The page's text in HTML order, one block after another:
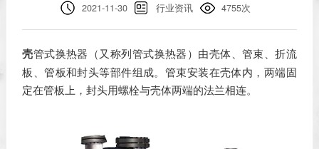
2021-11-30 行业资讯 4755次
壳管式换热器（又称列管式换热器）由壳体、管束、折流
板、管板和封头等部件组成。管束安装在壳体内，两端固
定在管板上，封头用螺栓与壳体两端的法兰相连。